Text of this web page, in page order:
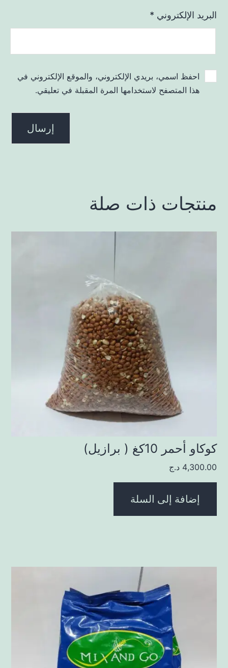
البريد الإلكتروني *
احفظ اسمي، بريدي الإلكتروني، والموقع الإلكتروني في
هذا المتصفح لاستخدامها المرة المقبلة في تعليقي.
منتجات ذات صلة
كوكاو أحمر 10كغ ( برازيل)
4,300.00 د.ج
إضافة إلى السلة